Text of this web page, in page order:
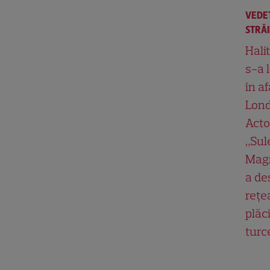
s-a
în
a